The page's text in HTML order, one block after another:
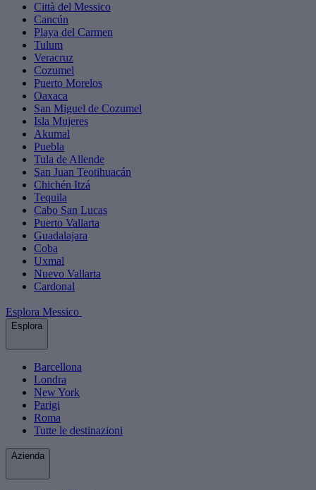
Città del Messico
Cancún
Playa del Carmen
Tulum
Veracruz
Cozumel
Puerto Morelos
Oaxaca
San Miguel de Cozumel
Isla Mujeres
Akumal
Puebla
Tula de Allende
San Juan Teotihuacán
Chichén Itzá
Tequila
Cabo San Lucas
Puerto Vallarta
Guadalajara
Coba
Uxmal
Nuevo Vallarta
Cardonal
Esplora Messico
Esplora
Barcellona
Londra
New York
Parigi
Roma
Tutte le destinazioni
Azienda